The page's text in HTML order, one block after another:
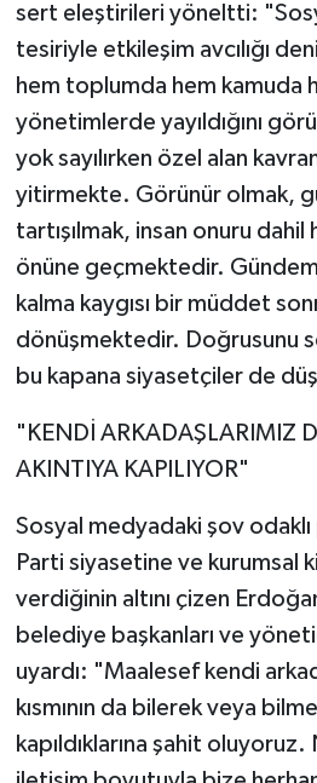
sert eleştirileri yöneltti:
tesiriyle etkileşim avcılığı
hem toplumda hem kamuda
yönetimlerde yayıldığını
yok sayılırken özel alan
yitirmekte. Görünür olmak,
tartışılmak, insan onuru
önüne geçmektedir.
kalma kaygısı bir müddet
dönüşmektedir. Doğrusunu
bu kapana siyasetçiler de
"KENDİ ARKADAŞLARIMIZ
AKINTIYA KAPILIYOR"
Sosyal medyadaki şov odaklı
Parti siyasetine ve kurumsal
verdiğinin altını çizen
belediye başkanları ve
uyardı: "Maalesef kendi
kısmının da bilerek veya
kapıldıklarına şahit